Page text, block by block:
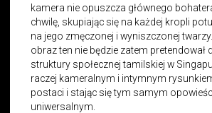
kamera nie opuszcza głównego
chwilę, skupiając się na każdej kropli
na jego zmęczonej i wyniszczonej
obraz ten nie będzie zatem pretendował
struktury społecznej tamilskiej w
raczej kameralnym i intymnym
postaci i stając się tym samym
uniwersalnym.